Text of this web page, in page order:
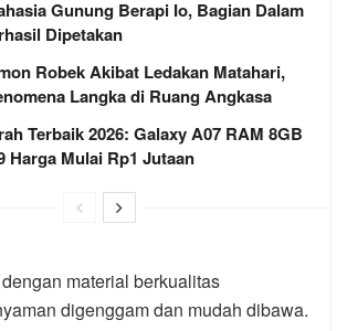
Gunung Berapi Io, Bagian Dalam
Dipetakan
Robek Akibat Ledakan Matahari,
Langka di Ruang Angkasa
Terbaik 2026: Galaxy A07 RAM 8GB
Harga Mulai Rp1 Jutaan
material berkualitas
digenggam dan mudah dibawa.